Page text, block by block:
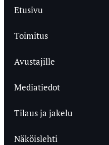
Etusivu
Toimitus
Avustajille
Mediatiedot
Tilaus ja jakelu
Näköislehti